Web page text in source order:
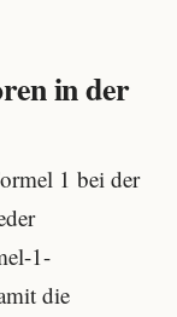
in der
1 bei der
1-
die